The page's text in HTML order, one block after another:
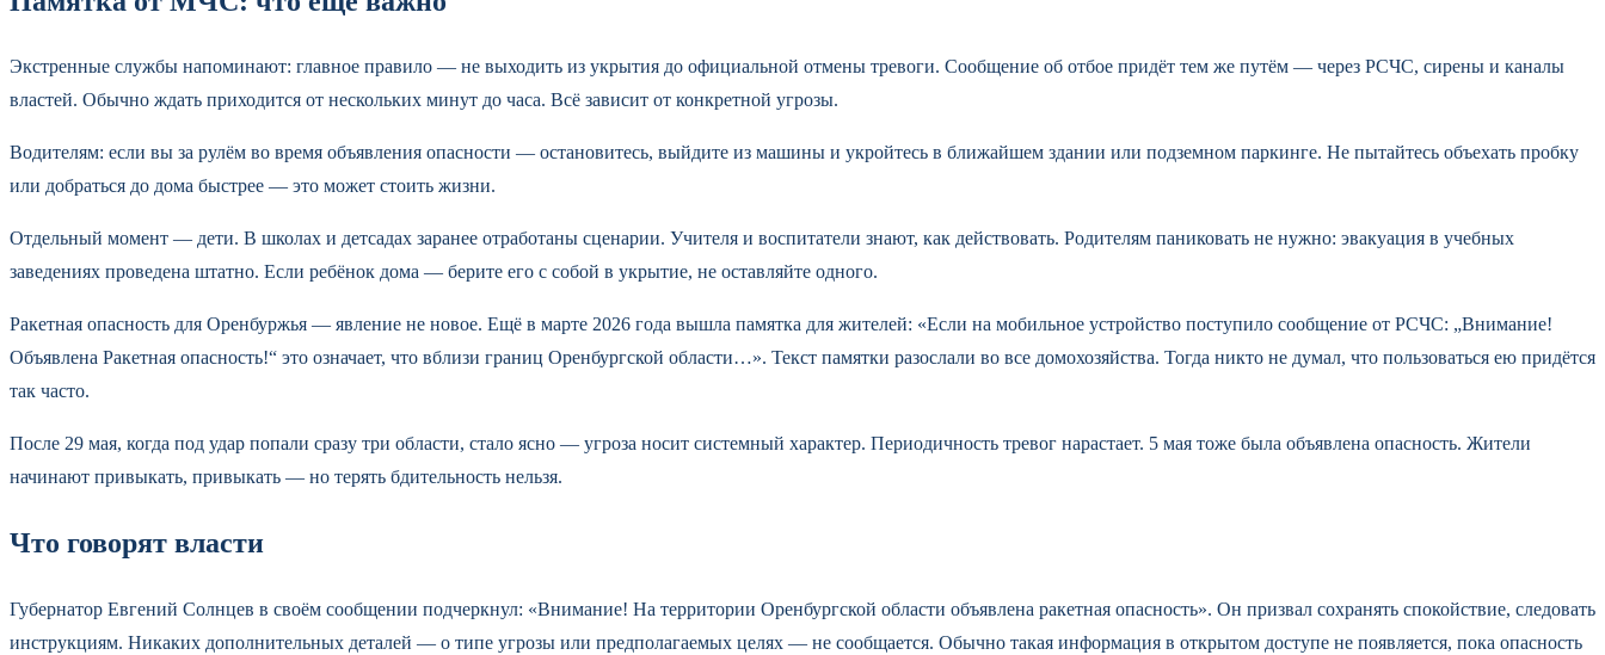
Экстренные службы напоминают: главное правило — не выходить из укрытия до официальной отмены тревоги. Сообщение об отбое придёт тем же путём — через РСЧС, сирены и каналы
властей. Обычно ждать приходится от нескольких минут до часа. Всё зависит от конкретной угрозы.
Водителям: если вы за рулём во время объявления опасности — остановитесь, выйдите из машины и укройтесь в ближайшем здании или подземном паркинге. Не пытайтесь объехать пробку
или добраться до дома быстрее — это может стоить жизни.
Отдельный момент — дети. В школах и детсадах заранее отработаны сценарии. Учителя и воспитатели знают, как действовать. Родителям паниковать не нужно: эвакуация в учебных
заведениях проведена штатно. Если ребёнок дома — берите его с собой в укрытие, не оставляйте одного.
Ракетная опасность для Оренбуржья — явление не новое. Ещё в марте 2026 года вышла памятка для жителей: «Если на мобильное устройство поступило сообщение от РСЧС: „Внимание!
Объявлена Ракетная опасность!“ это означает, что вблизи границ Оренбургской области…». Текст памятки разослали во все домохозяйства. Тогда никто не думал, что пользоваться ею придётся
так часто.
После 29 мая, когда под удар попали сразу три области, стало ясно — угроза носит системный характер. Периодичность тревог нарастает. 5 мая тоже была объявлена опасность. Жители
начинают привыкать, привыкать — но терять бдительность нельзя.
Что говорят власти
Губернатор Евгений Солнцев в своём сообщении подчеркнул: «Внимание! На территории Оренбургской области объявлена ракетная опасность». Он призвал сохранять спокойствие, следовать
инструкциям. Никаких дополнительных деталей — о типе угрозы или предполагаемых целях — не сообщается. Обычно такая информация в открытом доступе не появляется, пока опасность